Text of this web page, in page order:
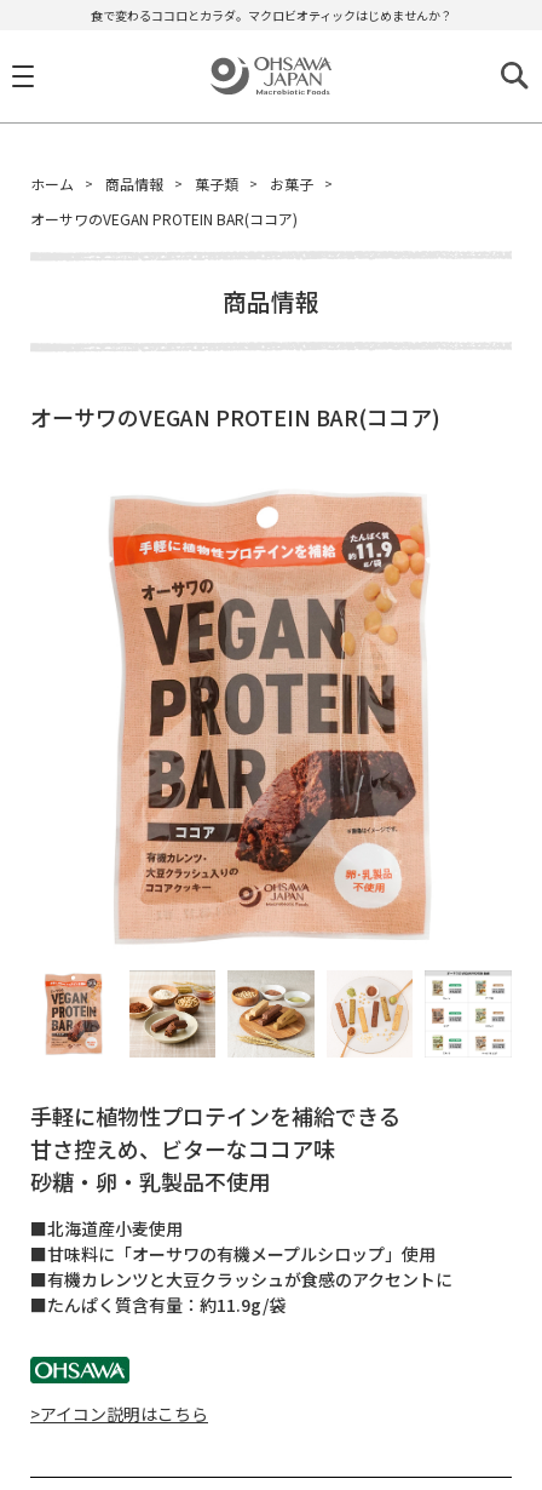
食で変わるココロとカラダ。マクロビオティックはじめませんか？
ホーム 商品情報 菓子類
お菓子
オーサワのVEGAN PROTEIN BAR(ココア)
商品情報
オーサワのVEGAN PROTEIN BAR(ココア)
手軽に植物性プロテインを補給できる
甘さ控えめ、ビターなココア味
砂糖・卵・乳製品不使用
■北海道産小麦使用
■甘味料に「オーサワの有機メープルシロップ」使用
■有機カレンツと大豆クラッシュが食感のアクセントに
■たんぱく質含有量：約11.9g/袋
>アイコン説明はこちら